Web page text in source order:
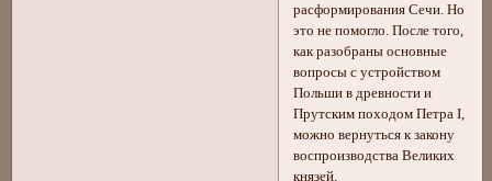
расформирования Сечи. Но
это не помогло. После того,
как разобраны основные
вопросы с устройством
Польши в древности и
Прутским походом Петра I,
можно вернуться к закону
воспроизводства Великих
князей.